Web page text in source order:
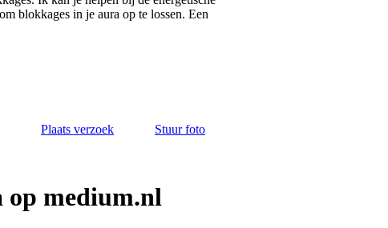
blokkages in je aura op te lossen. Een
Plaats verzoek Stuur foto
op medium.nl